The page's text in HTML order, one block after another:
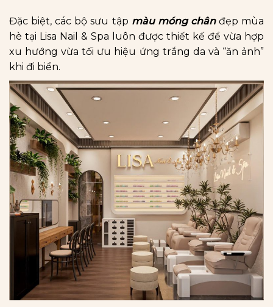
Đặc biệt, các bộ sưu tập màu móng chânđẹp mùa
hè tại Lisa Nail & Spa luôn được thiết kế để vừa hợp
xu hướng vừa tối ưu hiệu ứng trắng da và “ăn ảnh”
khi đi biển.